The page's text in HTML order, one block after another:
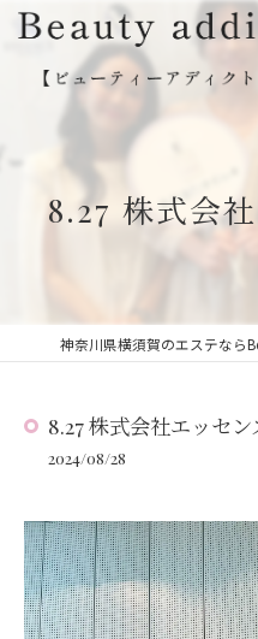
8.27 株式会
8.27 株式会社エッセ
2024/08/28